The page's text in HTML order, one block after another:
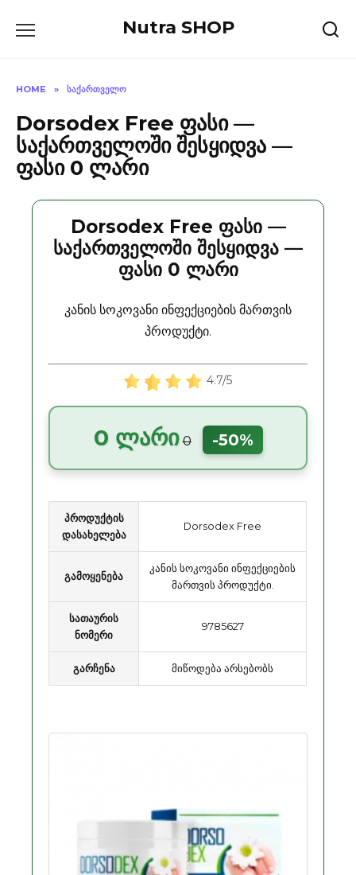
Nutra SHOP
HOME » ᲡᲐᲥᲐᲠᲗᲕᲔᲚᲝ
Dorsodex Free ფასი —
საქართველოში შესყიდვა —
ფასი 0 ლარი
Dorsodex Free ფასი —
საქართველოში შესყიდვა —
ფასი 0 ლარი
კანის სოკოვანი ინფექციების მართვის
პროდუქტი.
4.7/5
0 ლარი 0 -50%
პროდუქტის
დასახელება
Dorsodex Free
გამოყენება
კანის სოკოვანი ინფექციების
მართვის პროდუქტი.
სათაურის
ნომერი
9785627
გარჩენა მიწოდება არსებობს